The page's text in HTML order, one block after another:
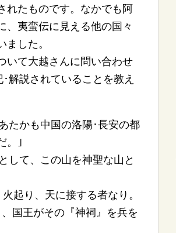
れたものです。なかでも阿
、夷蛮伝に見える他の国々
した。
いて大越さんに問い合わせ
解説されていることを教え
たかも中国の洛陽･長安の都
。｣
して、この山を神聖な山と
起り、天に接する者なり。
国王がその『神祠』を兵を